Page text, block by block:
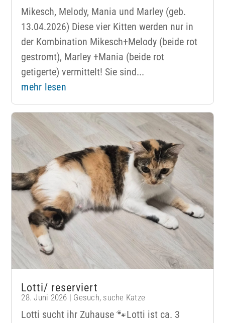
Mikesch, Melody, Mania und Marley (geb.
13.04.2026) Diese vier Kitten werden nur in
der Kombination Mikesch+Melody (beide rot
gestromt), Marley +Mania (beide rot
getigerte) vermittelt! Sie sind...
mehr lesen
Lotti/ reserviert
28. Juni 2026 | Gesuch, suche Katze
Lotti sucht ihr Zuhause 🐾Lotti ist ca. 3